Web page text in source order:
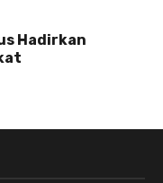
Hadirkan